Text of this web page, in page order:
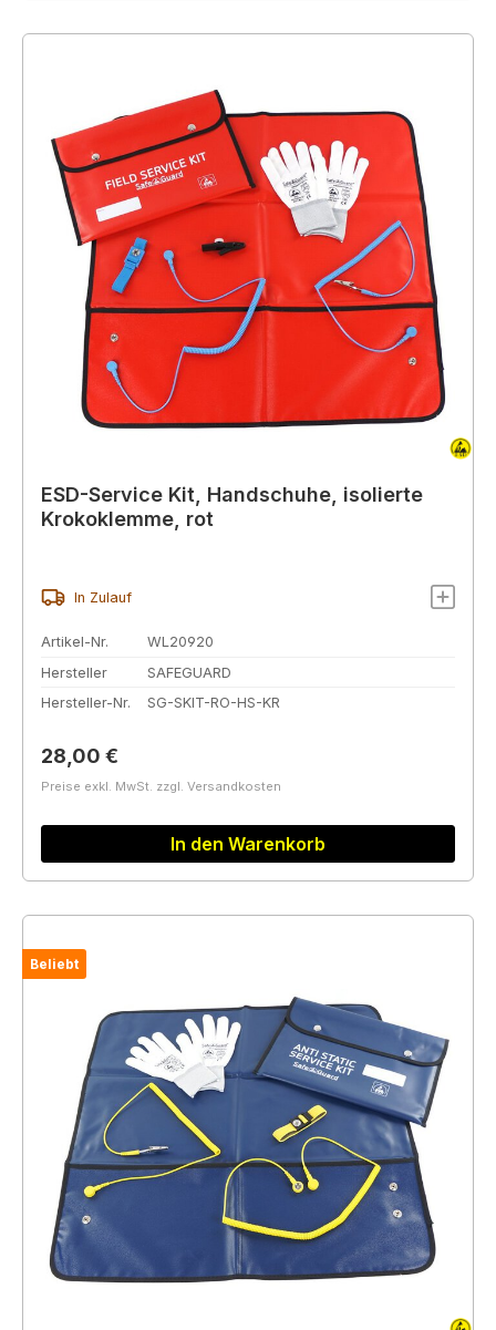
ESD-Service Kit, Handschuhe, isolierte
Krokoklemme, rot
In Zulauf
Artikel-Nr.
WL20920
Hersteller
SAFEGUARD
Hersteller-Nr.
SG-SKIT-RO-HS-KR
Regulärer Preis:
28,00 €
Preise exkl. MwSt. zzgl. Versandkosten
In den Warenkorb
Beliebt